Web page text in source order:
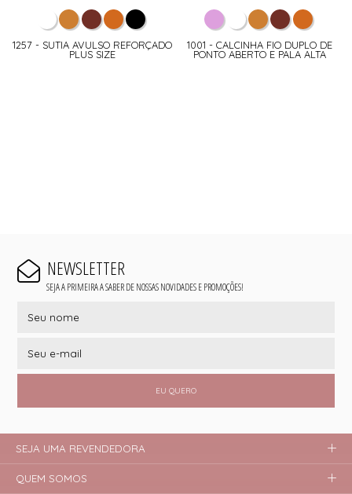
1257 - SUTIA AVULSO REFORÇADO
PLUS SIZE
1001 - CALCINHA FIO DUPLO DE
PONTO ABERTO E PALA ALTA
NEWSLETTER
SEJA A PRIMEIRA A SABER DE NOSSAS NOVIDADES E PROMOÇÕES!
EU QUERO
SEJA UMA REVENDEDORA
QUEM SOMOS